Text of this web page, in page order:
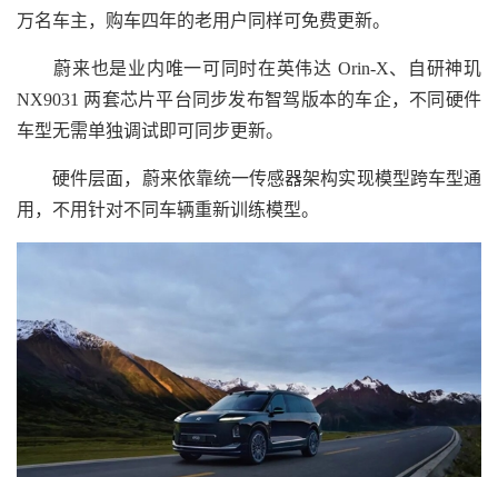
万名车主，购车四年的老用户同样可免费更新。
蔚来也是业内唯一可同时在英伟达 Orin-X、自研神玑
NX9031 两套芯片平台同步发布智驾版本的车企，不同硬件
车型无需单独调试即可同步更新。
硬件层面，蔚来依靠统一传感器架构实现模型跨车型通
用，不用针对不同车辆重新训练模型。